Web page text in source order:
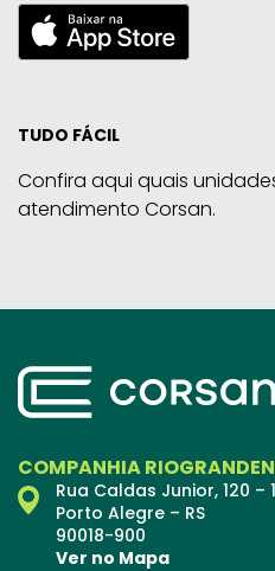
TUDO FÁCIL
Confira aqui quais
atendimento Corsan.
COMPANHIA
Rua Caldas Junior, 120 –
Porto Alegre – RS
90018-900
Ver no Mapa